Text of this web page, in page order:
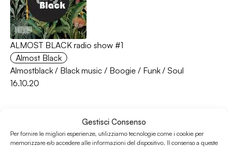
Gestisci Consenso
Per fornire le migliori esperienze, utilizziamo tecnologie come i cookie per
memorizzare e/o accedere alle informazioni del dispositivo. Il consenso a queste
ALMOST BLACK radio show #1
Almost Black
Almostblack / Black music / Boogie / Funk / Soul
16.10.20